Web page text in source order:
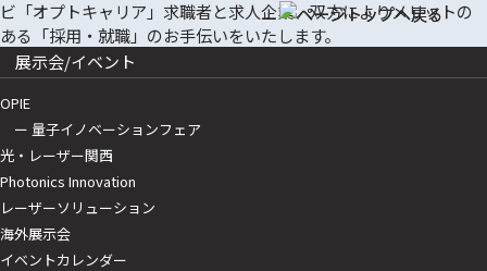
展示会/イベント
OPIE
ー 量子イノベーションフェア
光・レーザー関西
Photonics Innovation
レーザーソリューション
海外展示会
イベントカレンダー